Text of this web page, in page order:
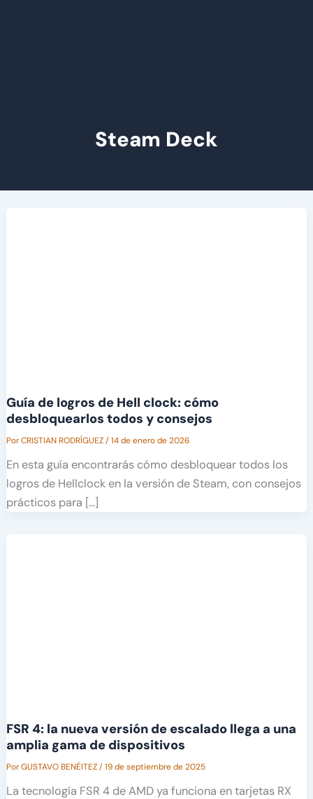
Steam Deck
Guía de logros de Hell clock: cómo
desbloquearlos todos y consejos
PorCRISTIAN RODRÍGUEZ/14 de enero de 2026
En esta guía encontrarás cómo desbloquear todos los
logros de Hellclock en la versión de Steam, con consejos
prácticos para […]
FSR 4: la nueva versión de escalado llega a una
amplia gama de dispositivos
PorGUSTAVO BENÉITEZ/19 de septiembre de 2025
La tecnología FSR 4 de AMD ya funciona en tarjetas RX